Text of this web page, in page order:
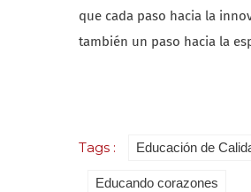
que cada paso hacia la
también un paso hacia la
Tags : Educación de
Educando corazones